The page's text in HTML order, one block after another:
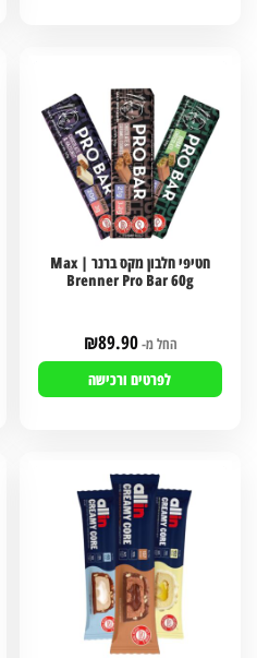
חטיפי חלבון מקס ברנר | Max
Brenner Pro Bar 60g
החל מ- ₪89.90
לפרטים ורכישה